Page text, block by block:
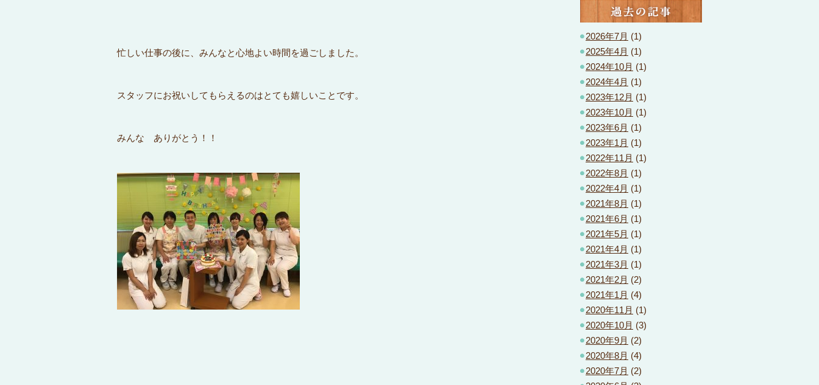
忙しい仕事の後に、みんなと心地よい時間を過ごしました。
スタッフにお祝いしてもらえるのはとても嬉しいことです。
みんな ありがとう！！
過去の記事
2026年7月 (1)
2025年4月 (1)
2024年10月 (1)
2024年4月 (1)
2023年12月 (1)
2023年10月 (1)
2023年6月 (1)
2023年1月 (1)
2022年11月 (1)
2022年8月 (1)
2022年4月 (1)
2021年8月 (1)
2021年6月 (1)
2021年5月 (1)
2021年4月 (1)
2021年3月 (1)
2021年2月 (2)
2021年1月 (4)
2020年11月 (1)
2020年10月 (3)
2020年9月 (2)
2020年8月 (4)
2020年7月 (2)